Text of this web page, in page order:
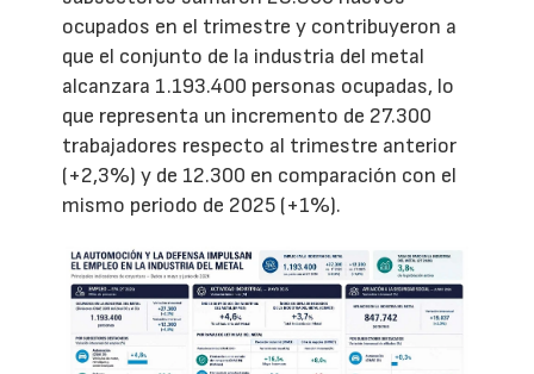
ocupados en el trimestre y contribuyeron a
que el conjunto de la industria del metal
alcanzara 1.193.400 personas ocupadas, lo
que representa un incremento de 27.300
trabajadores respecto al trimestre anterior
(+2,3%) y de 12.300 en comparación con el
mismo periodo de 2025 (+1%).